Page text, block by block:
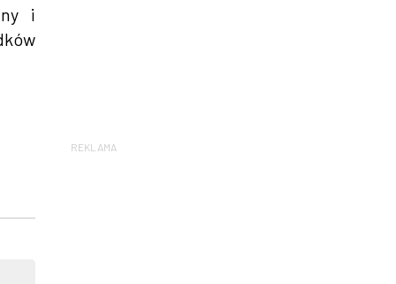
i
REKLAMA